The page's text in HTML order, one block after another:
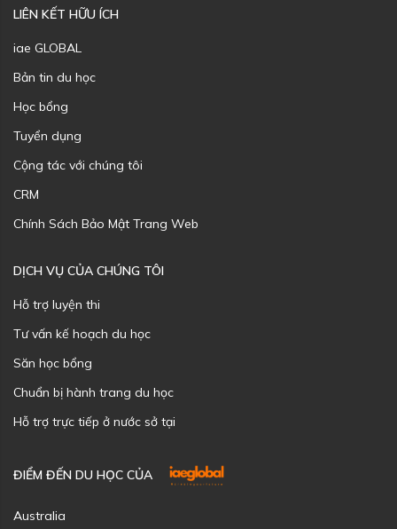
LIÊN KẾT HỮU ÍCH
iae GLOBAL
Bản tin du học
Học bổng
Tuyển dụng
Cộng tác với chúng tôi
CRM
Chính Sách Bảo Mật Trang Web
DỊCH VỤ CỦA CHÚNG TÔI
Hỗ trợ luyện thi
Tư vấn kế hoạch du học
Săn học bổng
Chuẩn bị hành trang du học
Hỗ trợ trực tiếp ở nước sở tại
ĐIỂM ĐẾN DU HỌC CỦA
Australia